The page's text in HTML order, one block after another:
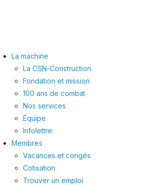
La machine
La CSN-Construction
Fondation et mission
100 ans de combat
Nos services
Équipe
Infolettre
Membres
Vacances et congés
Cotisation
Trouver un emploi